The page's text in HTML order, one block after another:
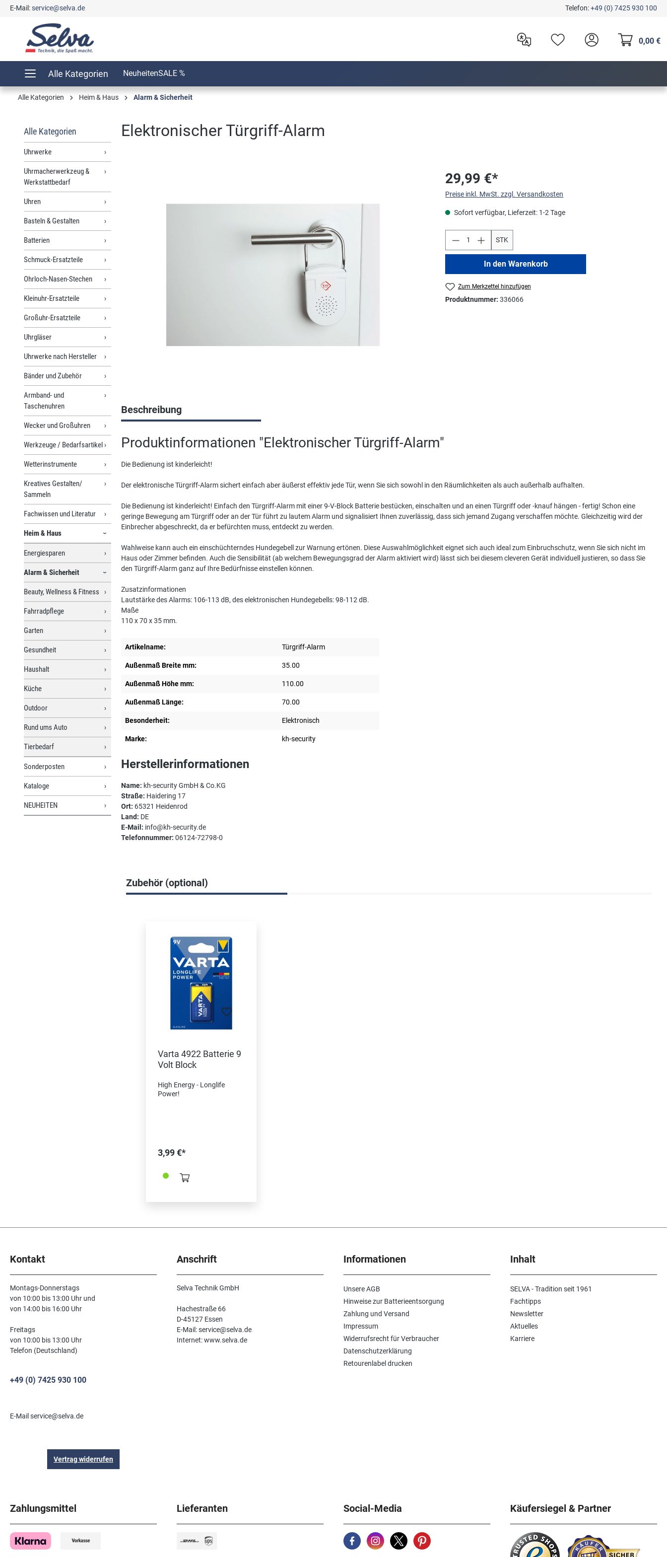
Zur Hauptnavigation springen
E-Mail:service@selva.de Telefon:+49 (0) 7425 930 100
0,00 €
Alle Kategorien NeuheitenSALE %
Alle Kategorien Heim & Haus Alarm & Sicherheit
Alle Kategorien
Uhrwerke
Uhrmacherwerkzeug &
Werkstattbedarf
Uhren
Basteln & Gestalten
Batterien
Schmuck-Ersatzteile
Ohrloch-Nasen-Stechen
Kleinuhr-Ersatzteile
Großuhr-Ersatzteile
Uhrgläser
Uhrwerke nach Hersteller
Bänder und Zubehör
Armband- und
Taschenuhren
Wecker und Großuhren
Werkzeuge / Bedarfsartikel
Wetterinstrumente
Kreatives Gestalten/
Sammeln
Fachwissen und Literatur
Heim & Haus
Energiesparen
Alarm & Sicherheit
Beauty, Wellness & Fitness
Fahrradpflege
Garten
Gesundheit
Haushalt
Küche
Outdoor
Rund ums Auto
Tierbedarf
Sonderposten
Kataloge
NEUHEITEN
Elektronischer Türgriff-Alarm
29,99 €*
Preise inkl. MwSt. zzgl. Versandkosten
Sofort verfügbar, Lieferzeit: 1-2 Tage
STK
In den Warenkorb
Zum Merkzettel hinzufügen
Produktnummer:336066
Beschreibung
Produktinformationen "Elektronischer Türgriff-Alarm"
Die Bedienung ist kinderleicht!
Der elektronische Türgriff-Alarm sichert einfach aber äußerst effektiv jede Tür, wenn Sie sich sowohl in den Räumlichkeiten als auch außerhalb aufhalten.
Die Bedienung ist kinderleicht! Einfach den Türgriff-Alarm mit einer 9-V-Block Batterie bestücken, einschalten und an einen Türgriff oder -knauf hängen - fertig! Schon eine
geringe Bewegung am Türgriff oder an der Tür führt zu lautem Alarm und signalisiert Ihnen zuverlässig, dass sich jemand Zugang verschaffen möchte. Gleichzeitig wird der
Einbrecher abgeschreckt, da er befürchten muss, entdeckt zu werden.
Wahlweise kann auch ein einschüchterndes Hundegebell zur Warnung ertönen. Diese Auswahlmöglichkeit eignet sich auch ideal zum Einbruchschutz, wenn Sie sich nicht im
Haus oder Zimmer befinden. Auch die Sensibilität (ab welchem Bewegungsgrad der Alarm aktiviert wird) lässt sich bei diesem cleveren Gerät individuell justieren, so dass Sie
den Türgriff-Alarm ganz auf Ihre Bedürfnisse einstellen können.
Zusatzinformationen
Lautstärke des Alarms: 106-113 dB, des elektronischen Hundegebells: 98-112 dB.
Maße
110 x 70 x 35 mm.
Artikelname: Türgriff-Alarm
Außenmaß Breite mm: 35.00
Außenmaß Höhe mm: 110.00
Außenmaß Länge: 70.00
Besonderheit: Elektronisch
Marke: kh-security
Herstellerinformationen
Name: kh-security GmbH & Co.KG
Straße: Haidering 17
Ort: 65321 Heidenrod
Land: DE
E-Mail: info@kh-security.de
Telefonnummer: 06124-72798-0
Zubehör (optional)
Varta 4922 Batterie 9
Volt Block
High Energy - Longlife
Power!
3,99 €*
Kontakt
Montags-Donnerstags
von 10:00 bis 13:00 Uhr und
von 14:00 bis 16:00 Uhr
Freitags
von 10:00 bis 13:00 Uhr
Telefon (Deutschland)
+49 (0) 7425 930 100
E-Mail service@selva.de
Vertrag widerrufen
Anschrift
Selva Technik GmbH
Hachestraße 66
D-45127 Essen
E-Mail: service@selva.de
Internet: www.selva.de
Informationen
Unsere AGB
Hinweise zur Batterieentsorgung
Zahlung und Versand
Impressum
Widerrufsrecht für Verbraucher
Datenschutzerklärung
Retourenlabel drucken
Inhalt
SELVA - Tradition seit 1961
Fachtipps
Newsletter
Aktuelles
Karriere
Zahlungsmittel Lieferanten Social-Media Käufersiegel & Partner